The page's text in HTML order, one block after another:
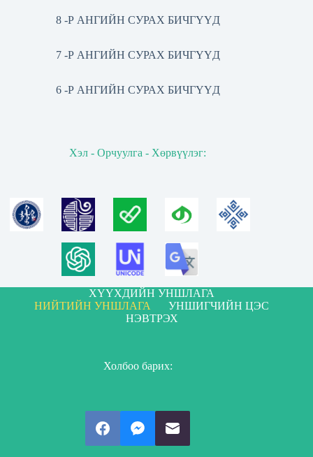
8 -Р АНГИЙН СУРАХ БИЧГҮҮД
7 -Р АНГИЙН СУРАХ БИЧГҮҮД
6 -Р АНГИЙН СУРАХ БИЧГҮҮД
Хэл - Орчуулга - Хөрвүүлэг:
ХҮҮХДИЙН УНШЛАГА
НИЙТИЙН УНШЛАГА
УНШИГЧИЙН ЦЭС
НЭВТРЭХ
Холбоо барих: